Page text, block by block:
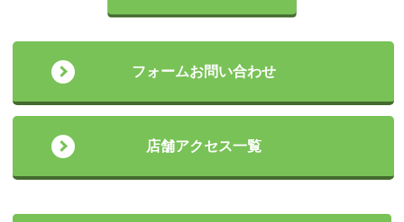
フォームお問い合わせ
店舗アクセス一覧